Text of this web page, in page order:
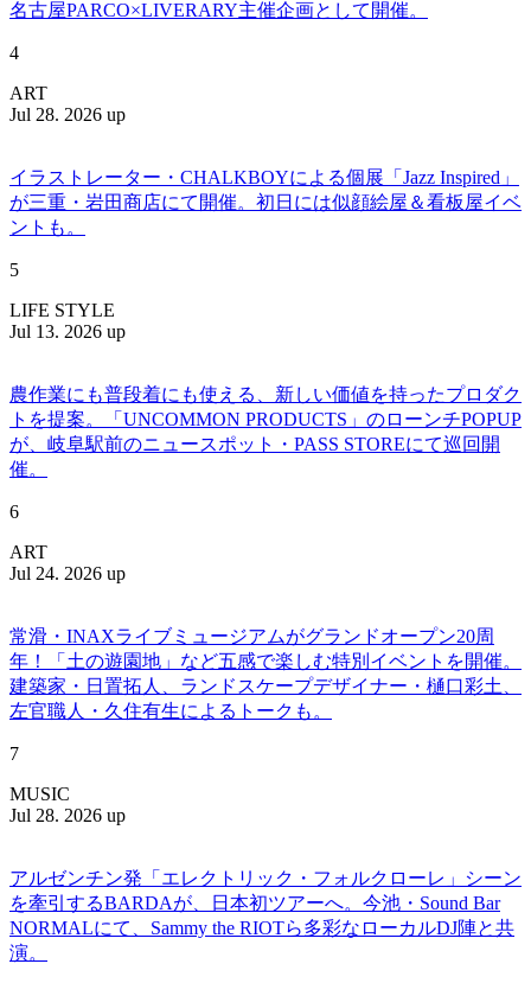
名古屋PARCO×LIVERARY主催企画として開催。
4
ART
Jul 28. 2026 up
イラストレーター・CHALKBOYによる個展「Jazz Inspired」
が三重・岩田商店にて開催。初日には似顔絵屋＆看板屋イベ
ントも。
5
LIFE STYLE
Jul 13. 2026 up
農作業にも普段着にも使える、新しい価値を持ったプロダク
トを提案。「UNCOMMON PRODUCTS」のローンチPOPUP
が、岐阜駅前のニュースポット・PASS STOREにて巡回開
催。
6
ART
Jul 24. 2026 up
常滑・INAXライブミュージアムがグランドオープン20周
年！「土の遊園地」など五感で楽しむ特別イベントを開催。
建築家・日置拓人、ランドスケープデザイナー・樋口彩土、
左官職人・久住有生によるトークも。
7
MUSIC
Jul 28. 2026 up
アルゼンチン発「エレクトリック・フォルクローレ」シーン
を牽引するBARDAが、日本初ツアーへ。今池・Sound Bar
NORMALにて、Sammy the RIOTら多彩なローカルDJ陣と共
演。